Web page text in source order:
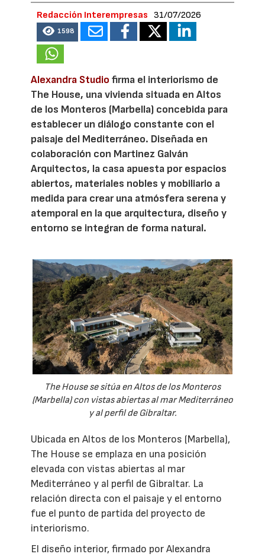
Redacción Interempresas 31/07/2026
1598
Alexandra Studio firma el interiorismo de
The House, una vivienda situada en Altos
de los Monteros (Marbella) concebida para
establecer un diálogo constante con el
paisaje del Mediterráneo. Diseñada en
colaboración con Martinez Galván
Arquitectos, la casa apuesta por espacios
abiertos, materiales nobles y mobiliario a
medida para crear una atmósfera serena y
atemporal en la que arquitectura, diseño y
entorno se integran de forma natural.
The House se sitúa en Altos de los Monteros
(Marbella) con vistas abiertas al mar Mediterráneo
y al perfil de Gibraltar.
Ubicada en Altos de los Monteros (Marbella),
The House se emplaza en una posición
elevada con vistas abiertas al mar
Mediterráneo y al perfil de Gibraltar. La
relación directa con el paisaje y el entorno
fue el punto de partida del proyecto de
interiorismo.
El diseño interior, firmado por Alexandra